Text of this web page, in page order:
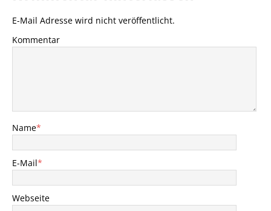
E-Mail Adresse wird nicht veröffentlicht.
Kommentar
Name*
E-Mail*
Webseite